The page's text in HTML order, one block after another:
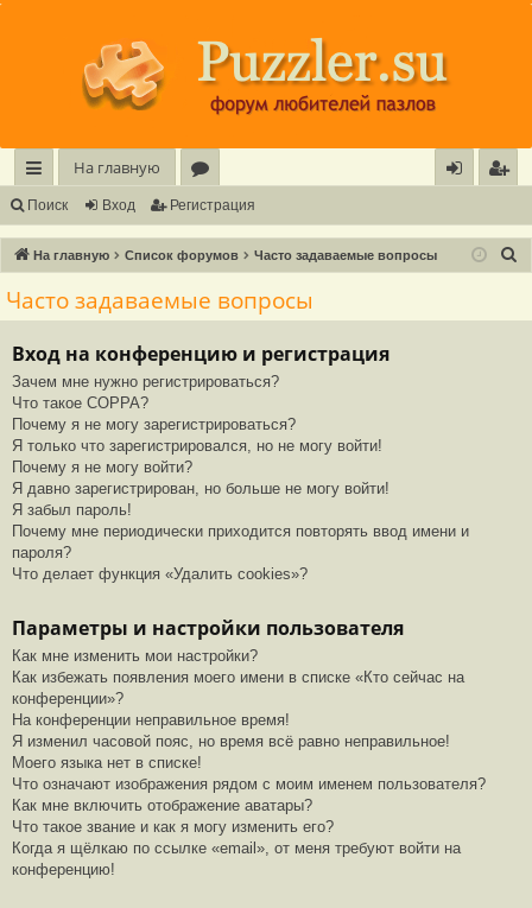
с
ы
лк
и
На главную
о
ру
м
ы
д
ис
тр
Поиск Вход Регистрация
На главную Список форумов Часто задаваемые вопросы
Часто задаваемые вопросы
Вход на конференцию и регистрация
Зачем мне нужно регистрироваться?
Что такое COPPA?
Почему я не могу зарегистрироваться?
Я только что зарегистрировался, но не могу войти!
Почему я не могу войти?
Я давно зарегистрирован, но больше не могу войти!
Я забыл пароль!
Почему мне периодически приходится повторять ввод имени и
пароля?
Что делает функция «Удалить cookies»?
Параметры и настройки пользователя
Как мне изменить мои настройки?
Как избежать появления моего имени в списке «Кто сейчас на
конференции»?
На конференции неправильное время!
Я изменил часовой пояс, но время всё равно неправильное!
Моего языка нет в списке!
Что означают изображения рядом с моим именем пользователя?
Как мне включить отображение аватары?
Что такое звание и как я могу изменить его?
Когда я щёлкаю по ссылке «email», от меня требуют войти на
конференцию!